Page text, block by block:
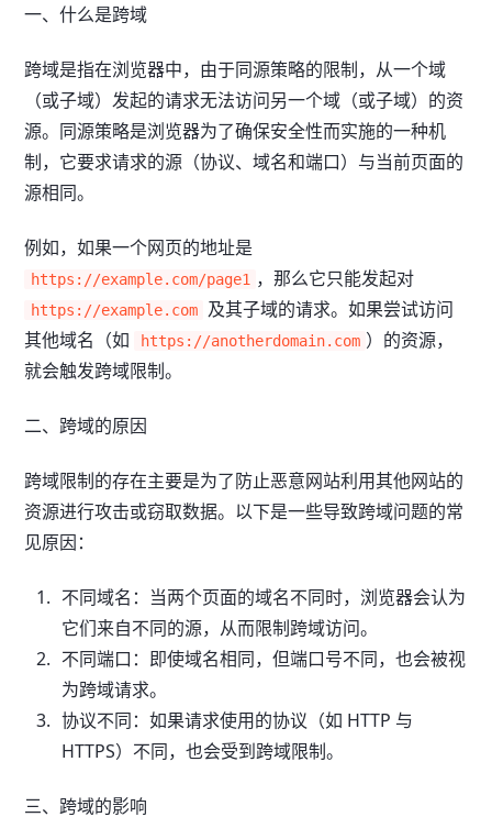
一、什么是跨域
跨域是指在浏览器中，由于同源策略的限制，从一个域
（或子域）发起的请求无法访问另一个域（或子域）的资
源。同源策略是浏览器为了确保安全性而实施的一种机
制，它要求请求的源（协议、域名和端口）与当前页面的
源相同。
例如，如果一个网页的地址是
https://example.com/page1 ，那么它只能发起对
https://example.com
及其子域的请求。如果尝试访问
其他域名（如
https://anotherdomain.com ）的资源，
就会触发跨域限制。
二、跨域的原因
跨域限制的存在主要是为了防止恶意网站利用其他网站的
资源进行攻击或窃取数据。以下是一些导致跨域问题的常
见原因：
不同域名：当两个页面的域名不同时，浏览器会认为
它们来自不同的源，从而限制跨域访问。
不同端口：即使域名相同，但端口号不同，也会被视
为跨域请求。
协议不同：如果请求使用的协议（如 HTTP 与
HTTPS）不同，也会受到跨域限制。
三、跨域的影响